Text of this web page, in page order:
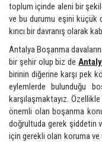
toplum içinde aleni bir
ve bu durumu eşini küçük
kırıcı bir davranış olarak
Antalya Boşanma
bir şehir olup biz de
birinin diğerine karşı pek
eylemlerde bulunduğu
karşılaşmaktayız.
önemli olan boşanma
doğrultuda gerek şiddetin
için gerekli olan koruma ve